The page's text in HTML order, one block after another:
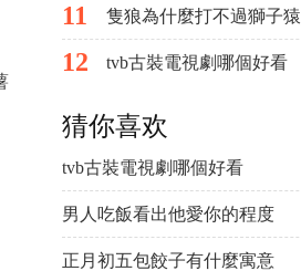
11 隻狼為什麼打不過獅子猿
12 tvb古裝電視劇哪個好看
猜你喜欢
tvb古裝電視劇哪個好看
男人吃飯看出他愛你的程度
正月初五包餃子有什麼寓意